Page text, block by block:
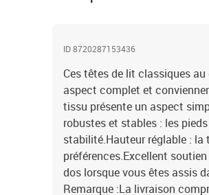
ID 8720287153436
Ces têtes de lit classiques
aspect complet et
tissu présente un aspect
robustes et stables : les
stabilité.Hauteur réglable : la
préférences.Excellent
dos lorsque vous êtes assis
Remarque :La livraison